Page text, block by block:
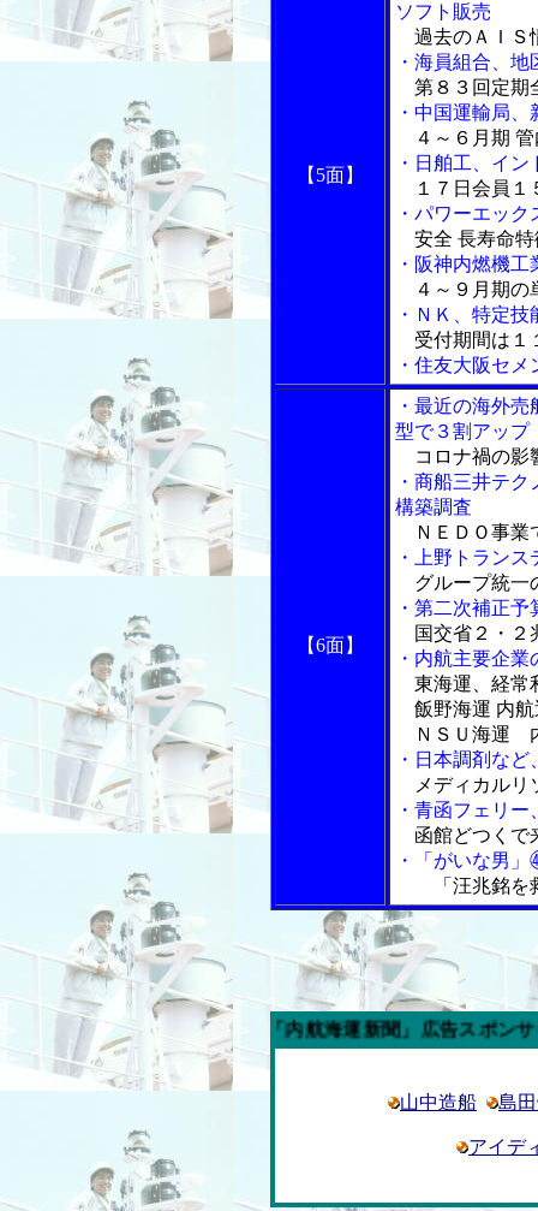
【5面】
ソフト販売
過去のＡＩＳ
・海員組合、
第８３回定期
・中国運輸局
４～６月期 管
・日舶工、イ
１７日会員１
・パワーエッ
安全 長寿命特
・阪神内燃機
４～９月期の
・ＮＫ、特定
受付期間は１
・住友大阪セ
【6面】
・最近の海外
型で３割アップ
コロナ禍の影
・商船三井テ
構築調査
ＮＥＤＯ事業
・上野トラン
グループ統一
・第二次補正
国交省２・２
・内航主要企
東海運、経常
飯野海運 内航
ＮＳＵ海運
・日本調剤な
メディカルリ
・青函フェリ
函館どつくで
・「がいな男
「汪兆銘を
今週の「内航海運新聞」広告スポンサー企業
山中造船 島
アイデ